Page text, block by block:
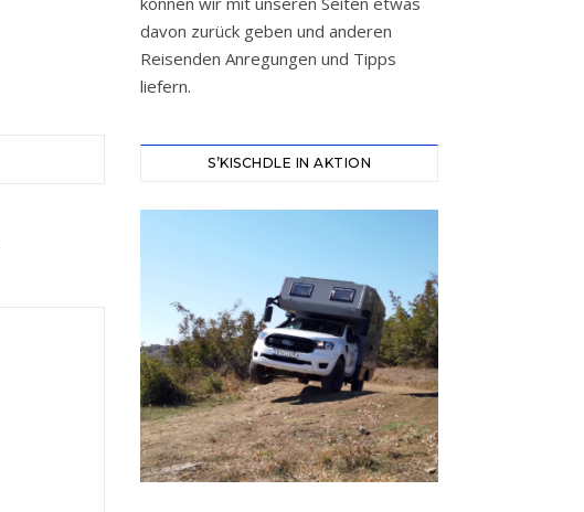
davon zurück geben und anderen
Reisenden Anregungen und Tipps
liefern.
S’KISCHDLE IN AKTION